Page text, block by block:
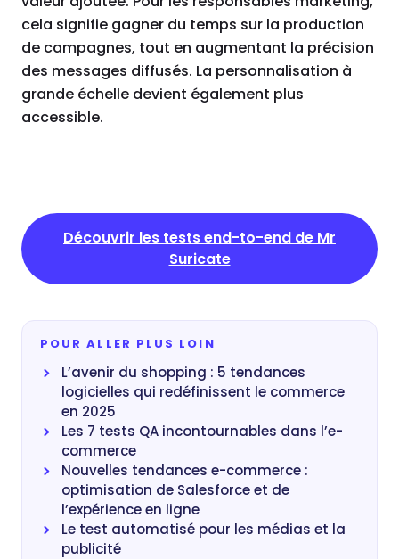
cela signifie gagner du temps sur la production
de campagnes, tout en augmentant la précision
des messages diffusés. La personnalisation à
grande échelle devient également plus
accessible.
Découvrir les tests end-to-end de Mr
Suricate
POUR ALLER PLUS LOIN
L’avenir du shopping : 5 tendances
logicielles qui redéfinissent le commerce
en 2025
Les 7 tests QA incontournables dans l’e-
commerce
Nouvelles tendances e-commerce :
optimisation de Salesforce et de
l’expérience en ligne
Le test automatisé pour les médias et la
publicité